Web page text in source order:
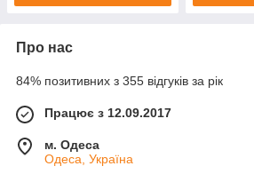
Про нас
84% позитивних з 355 відгуків за рік
Працює з 12.09.2017
м. Одеса
Одеса, Україна